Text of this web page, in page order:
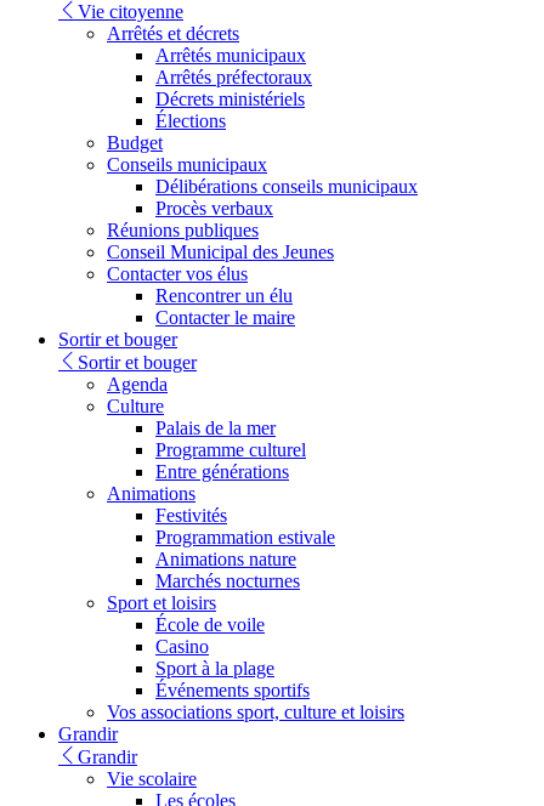
Vie citoyenne
Arrêtés et décrets
Arrêtés municipaux
Arrêtés préfectoraux
Décrets ministériels
Élections
Budget
Conseils municipaux
Délibérations conseils municipaux
Procès verbaux
Réunions publiques
Conseil Municipal des Jeunes
Contacter vos élus
Rencontrer un élu
Contacter le maire
Sortir et bouger
Sortir et bouger
Agenda
Culture
Palais de la mer
Programme culturel
Entre générations
Animations
Festivités
Programmation estivale
Animations nature
Marchés nocturnes
Sport et loisirs
École de voile
Casino
Sport à la plage
Événements sportifs
Vos associations sport, culture et loisirs
Grandir
Grandir
Vie scolaire
Les écoles